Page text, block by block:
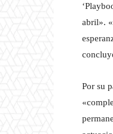
abril».
Por su